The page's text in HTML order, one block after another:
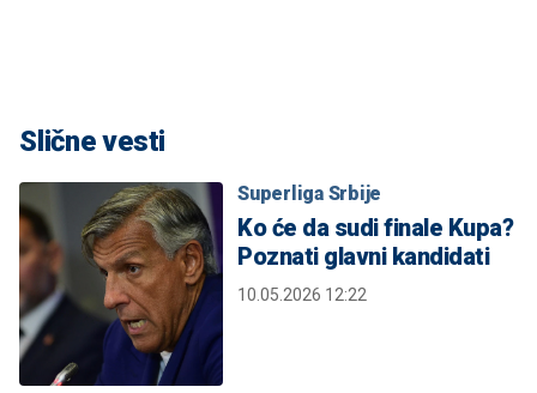
Slične vesti
Superliga Srbije
Ko će da sudi finale Kupa?
Poznati glavni kandidati
10.05.2026 12:22